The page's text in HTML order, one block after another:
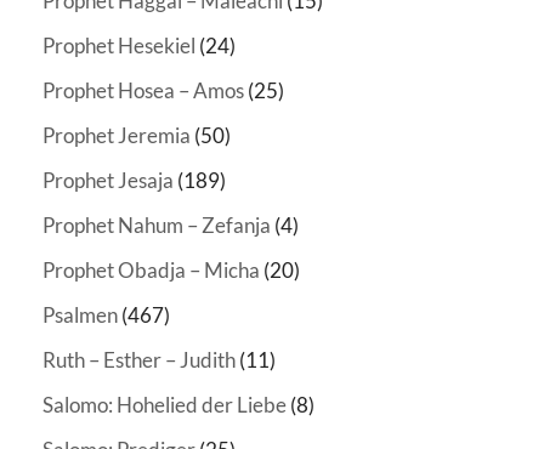
Prophet Hesekiel (24)
Prophet Hosea – Amos(25)
Prophet Jeremia (50)
Prophet Jesaja (189)
Prophet Nahum – Zefanja (4)
Prophet Obadja – Micha (20)
Psalmen(467)
Ruth – Esther – Judith(11)
Salomo: Hohelied der Liebe(8)